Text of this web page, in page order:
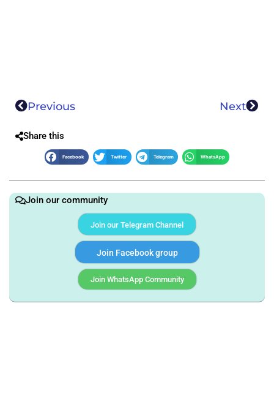
Previous Next
Share this
Facebook Twitter Telegram WhatsApp
Join our community
Join our Telegram Channel
Join Facebook group
Join WhatsApp Community